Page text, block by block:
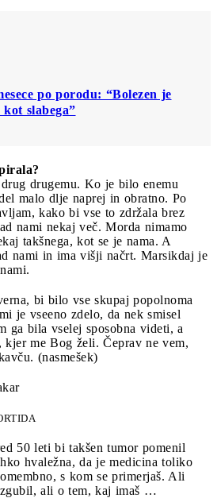
po porodu: “Bolezen je
slabega”
drugemu. Ko je bilo enemu
malo dlje naprej in obratno. Po
kako bi vse to zdržala brez
nami nekaj več. Morda nimamo
takšnega, kot se je nama. A
nami in ima višji načrt. Marsikdaj je
bi bilo vse skupaj popolnoma
je vseeno zdelo, da nek smisel
ga bila vselej sposobna videti, a
kjer me Bog želi. Čeprav ne vem,
(nasmešek)
50 leti bi takšen tumor pomenil
hvaležna, da je medicina toliko
s kom se primerjaš. Ali
ali o tem, kaj imaš …